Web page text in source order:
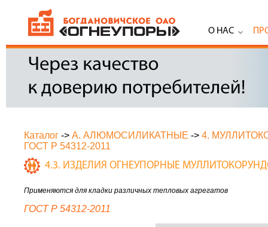
О НАС
Каталог -> А. АЛЮМОСИЛИКАТНЫЕ -> 4.
ГОСТ Р 54312-2011
4.3. ИЗДЕЛИЯ ОГНЕУПОРНЫЕ
Применяются для кладки различных тепловых агрегатов
ГОСТ Р 54312-2011